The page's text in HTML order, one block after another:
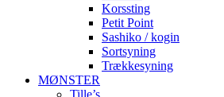
Korssting
Petit Point
Sashiko / kogin
Sortsyning
Trækkesyning
MØNSTER
Tille’s